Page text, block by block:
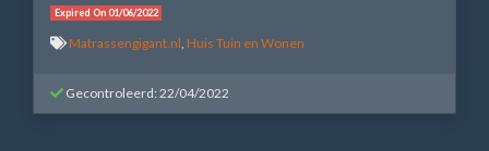
Expired On 01/06/2022
Matrassengigant.nl Huis Tuin en Wonen
Gecontroleerd: 22/04/2022